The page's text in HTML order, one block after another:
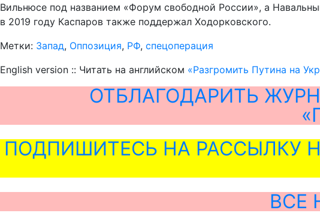
Вильнюсе под названием «Форум свободной России», а
в 2019 году Каспаров также поддержал Ходорковского.
Метки: Запад, Оппозиция, РФ, спецоперация
English version :: Читать на английском «Разгромить Путина на
ОТБЛАГОДАРИТЬ
ПОДПИШИТЕСЬ НА РАССЫЛКУ
ВСЕ